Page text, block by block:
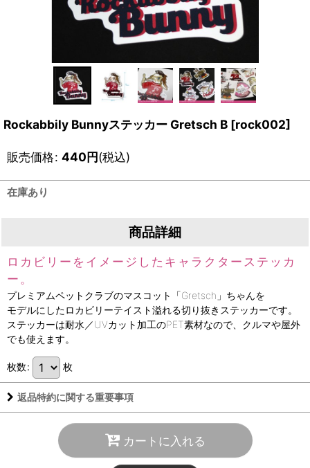
Rockabbily Bunnyステッカー Gretsch B [rock002]
販売価格: 440円(税込)
在庫あり
商品詳細
ロカビリーをイメージしたキャラクターステッカ
ー。
プレミアムペットクラブのマスコット「Gretsch」ちゃんを
モデルにしたロカビリーテイスト溢れる切り抜きステッカーです。
ステッカーは耐水／UVカット加工のPET素材なので、クルマや屋外
でも使えます。
枚数: 枚
返品特約に関する重要事項
カートに入れる